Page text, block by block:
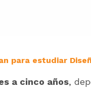
para estudiar
a cinco años,